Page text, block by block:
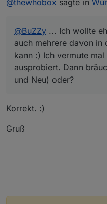
es akzeptieren.
darauf hinaus,
beide Zeile (Alt
@BuZZy ... Ich wollte
auch mehrere davon in
kann :) Ich vermute
ausprobiert. Dann
und Neu) oder?
Korrekt. :)
Gruß